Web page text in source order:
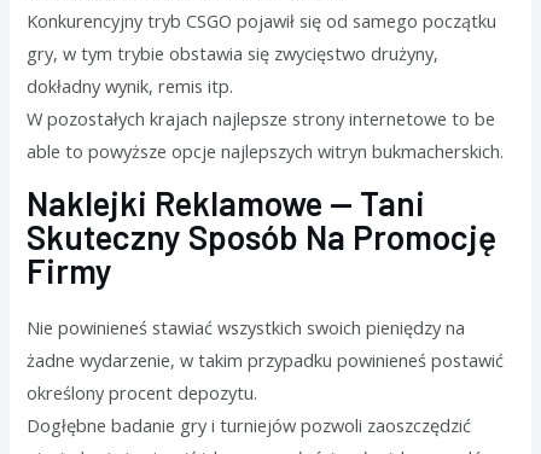
Konkurencyjny tryb CSGO pojawił się od samego początku
gry, w tym trybie obstawia się zwycięstwo drużyny,
dokładny wynik, remis itp.
W pozostałych krajach najlepsze strony internetowe to be
able to powyższe opcje najlepszych witryn bukmacherskich.
Naklejki Reklamowe — Tani
Skuteczny Sposób Na Promocję
Firmy
Nie powinieneś stawiać wszystkich swoich pieniędzy na
żadne wydarzenie, w takim przypadku powinieneś postawić
określony procent depozytu.
Dogłębne badanie gry i turniejów pozwoli zaoszczędzić